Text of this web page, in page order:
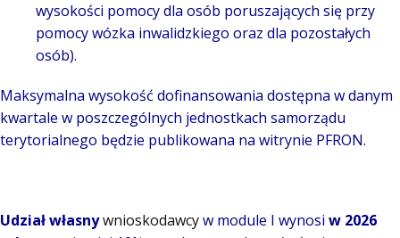
wysokości pomocy dla osób poruszających się przy
pomocy wózka inwalidzkiego oraz dla pozostałych
osób).
Maksymalna wysokość dofinansowania dostępna w danym
kwartale w poszczególnych jednostkach samorządu
terytorialnego będzie publikowana na witrynie PFRON.
Udział własnywnioskodawcyw module I wynosi w 2026